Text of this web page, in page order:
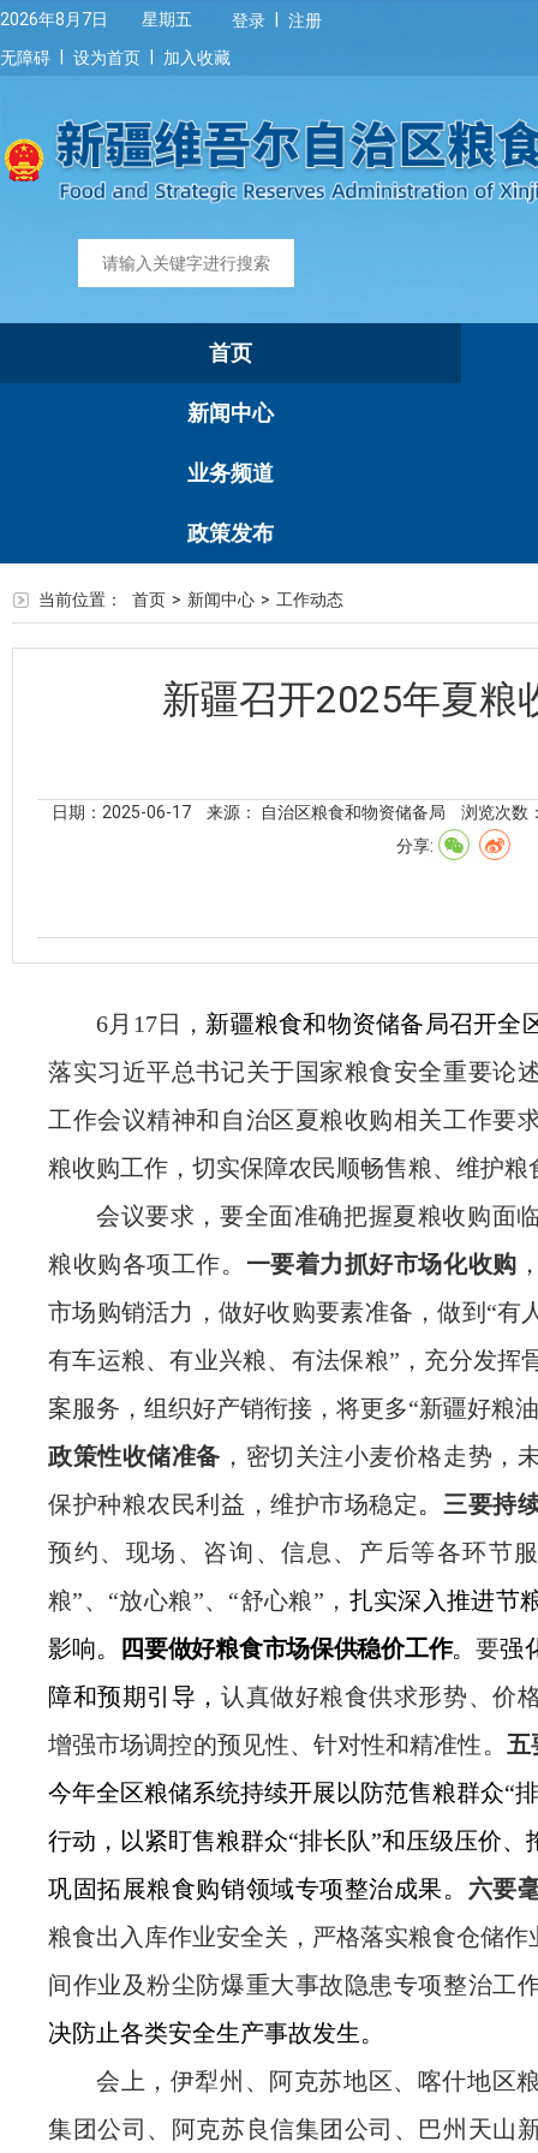
2026年8月7日 星期五 登录
注册
无障碍
设为首页 加入收藏
首页
新闻中心
业务频道
政策发布
当前位置： 首页 > 新闻中心 > 工作动态
新疆召开2025年夏粮
日期：2025-06-17 来源： 自治区粮食和物资储备局
浏览次数
分享:
6月 17日， 新疆粮食和物资储备局召开全
落实习近平总书记关于国家粮食安全重要论
工作会议精神和自治区夏粮收购相关工作要
粮收购工作，切实保障农民顺畅售粮、维护粮
会议要求， 要全面准确把握夏粮收购面
粮收购各项工作。 一要着力抓好市场化收购
市场购销活力， 做好收购要素准备 ，做到 “有
有车运粮、有业兴粮、有法保粮”， 充分发挥
案服务 ， 组织好产销衔接 ， 将更多“新疆好粮油
政策性收储准备 ， 密切关注小麦价格走势，
保护种粮农民利益，维护市场稳定。 三要持
预约、现场、咨询、信息、产后等各环节
粮”、 “放心粮”、 “舒心粮” ， 扎实深入推进节
影响。 四要做好粮食市场保供稳价工作。要强
障和预期引导 ， 认真做好粮食供求形势、价
增强市场调控的预见性、针对性和精准性。 五
今年全区粮储系统持续开展以防范售粮群众“
行动，以紧盯售粮群众“排长队”和压级压价、
巩固拓展粮食购销领域专项整治成果。 六要
粮食出入库作业安全关 ， 严格落实粮食仓储作
间作业及粉尘防爆重大事故隐患专项整治工
决防止各类安全生产事故发生。
会上，伊犁州、 阿克苏地区、 喀什地区
集团公司、 阿克苏良信集团公司、 巴州天山